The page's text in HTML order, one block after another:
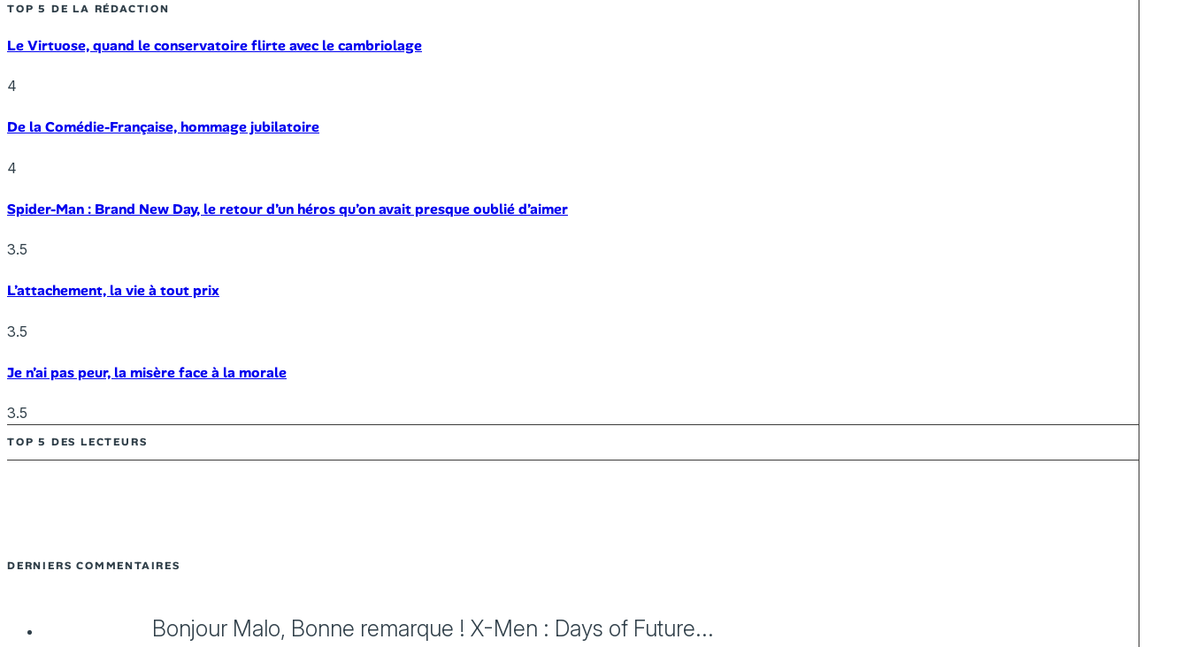
TOP 5 DE LA RÉDACTION
Le Virtuose, quand le conservatoire flirte avec le cambriolage
4
De la Comédie-Française, hommage jubilatoire
4
Spider-Man : Brand New Day, le retour d’un héros qu’on avait presque oublié d’aimer
3.5
L’attachement, la vie à tout prix
3.5
Je n’ai pas peur, la misère face à la morale
3.5
TOP 5 DES LECTEURS
DERNIERS COMMENTAIRES
Bonjour Malo, Bonne remarque ! X-Men : Days of Future...